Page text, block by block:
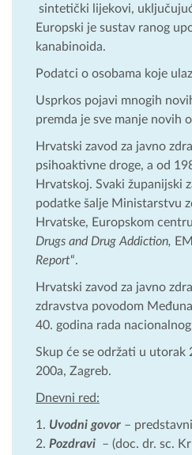
sintetički lijekovi,
Europski je sustav ranog
kanabinoida.
Podatci o osobama koje
Usprkos pojavi mnogih
premda je sve manje novih
Hrvatski zavod za javno
psihoaktivne droge, a od
Hrvatskoj. Svaki županijski
podatke šalje Ministarstvu
Hrvatske, Europskom
Drugs and Drug Addiction,
Report“.
Hrvatski zavod za javno
zdravstva povodom
40. godina rada
Skup će se održati u utorak
200a, Zagreb.
Dnevni red:
Uvodni govor –
Pozdravi – (doc. dr. sc.